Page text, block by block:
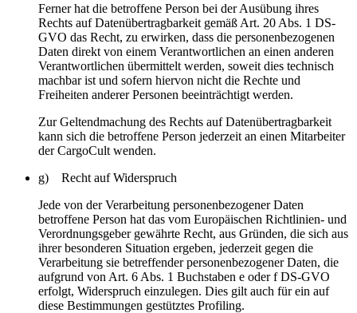
Ferner hat die betroffene Person bei der Ausübung ihres
Rechts auf Datenübertragbarkeit gemäß Art. 20 Abs. 1 DS-
GVO das Recht, zu erwirken, dass die personenbezogenen
Daten direkt von einem Verantwortlichen an einen anderen
Verantwortlichen übermittelt werden, soweit dies technisch
machbar ist und sofern hiervon nicht die Rechte und
Freiheiten anderer Personen beeinträchtigt werden.
Zur Geltendmachung des Rechts auf Datenübertragbarkeit
kann sich die betroffene Person jederzeit an einen Mitarbeiter
der CargoCult wenden.
g) Recht auf Widerspruch
Jede von der Verarbeitung personenbezogener Daten
betroffene Person hat das vom Europäischen Richtlinien- und
Verordnungsgeber gewährte Recht, aus Gründen, die sich aus
ihrer besonderen Situation ergeben, jederzeit gegen die
Verarbeitung sie betreffender personenbezogener Daten, die
aufgrund von Art. 6 Abs. 1 Buchstaben e oder f DS-GVO
erfolgt, Widerspruch einzulegen. Dies gilt auch für ein auf
diese Bestimmungen gestütztes Profiling.